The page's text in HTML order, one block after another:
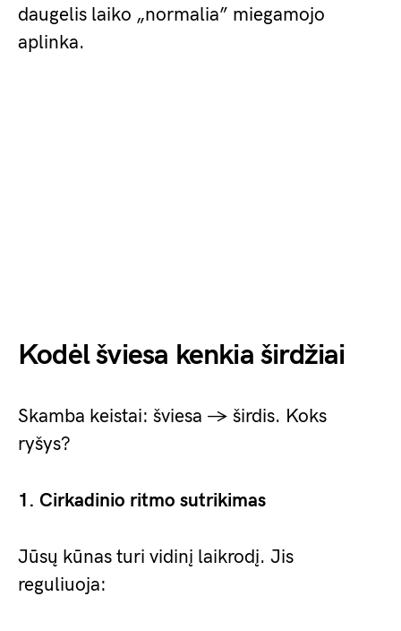
daugelis laiko „normalia” miegamojo
aplinka.
Kodėl šviesa kenkia širdžiai
Skamba keistai: šviesa → širdis. Koks
ryšys?
1. Cirkadinio ritmo sutrikimas
Jūsų kūnas turi vidinį laikrodį. Jis
reguliuoja: